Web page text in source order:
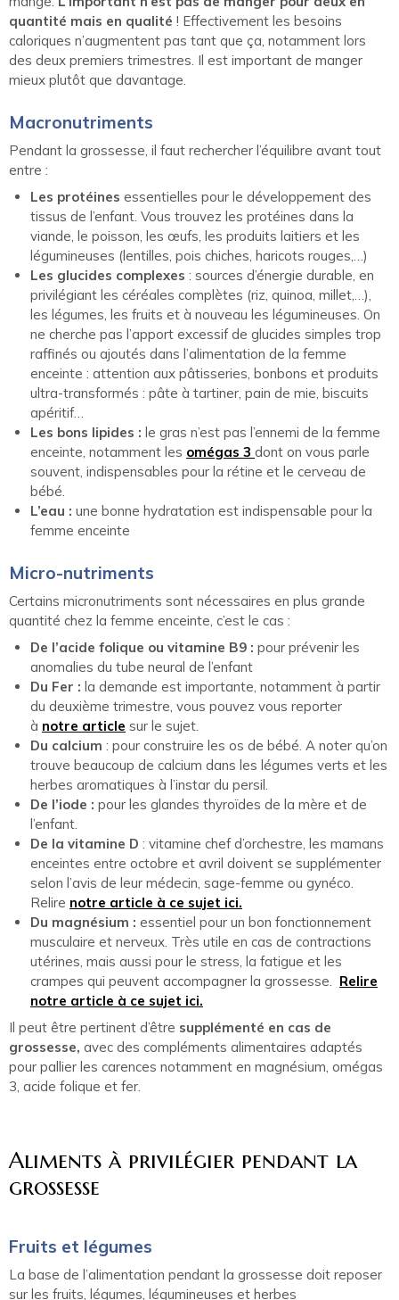
quantité mais en qualité ! Effectivement les besoins
caloriques n’augmentent pas tant que ça, notamment lors
des deux premiers trimestres. Il est important de manger
mieux plutôt que davantage.
Macronutriments
Pendant la grossesse, il faut rechercher l’équilibre avant tout
entre :
Les protéines essentielles pour le développement des
tissus de l’enfant. Vous trouvez les protéines dans la
viande, le poisson, les œufs, les produits laitiers et les
légumineuses (lentilles, pois chiches, haricots rouges,…)
Les glucides complexes : sources d’énergie durable, en
privilégiant les céréales complètes (riz, quinoa, millet,…),
les légumes, les fruits et à nouveau les légumineuses. On
ne cherche pas l’apport excessif de glucides simples trop
raffinés ou ajoutés dans l’alimentation de la femme
enceinte : attention aux pâtisseries, bonbons et produits
ultra-transformés : pâte à tartiner, pain de mie, biscuits
apéritif…
Les bons lipides : le gras n’est pas l’ennemi de la femme
enceinte, notamment les omégas 3 dont on vous parle
souvent, indispensables pour la rétine et le cerveau de
bébé.
L’eau : une bonne hydratation est indispensable pour la
femme enceinte
Micro-nutriments
Certains micronutriments sont nécessaires en plus grande
quantité chez la femme enceinte, c’est le cas :
De l’acide folique ou vitamine B9 : pour prévenir les
anomalies du tube neural de l’enfant
Du Fer : la demande est importante, notamment à partir
du deuxième trimestre, vous pouvez vous reporter
à notre article sur le sujet.
Du calcium : pour construire les os de bébé. A noter qu’on
trouve beaucoup de calcium dans les légumes verts et les
herbes aromatiques à l’instar du persil.
De l’iode : pour les glandes thyroïdes de la mère et de
l’enfant.
De la vitamine D : vitamine chef d’orchestre, les mamans
enceintes entre octobre et avril doivent se supplémenter
selon l’avis de leur médecin, sage-femme ou gynéco.
Relire notre article à ce sujet ici.
Du magnésium : essentiel pour un bon fonctionnement
musculaire et nerveux. Très utile en cas de contractions
utérines, mais aussi pour le stress, la fatigue et les
crampes qui peuvent accompagner la grossesse. Relire
notre article à ce sujet ici.
Il peut être pertinent d’être supplémenté en cas de
grossesse, avec des compléments alimentaires adaptés
pour pallier les carences notamment en magnésium, omégas
3, acide folique et fer.
Aliments à privilégier pendant la
grossesse
Fruits et légumes
La base de l’alimentation pendant la grossesse doit reposer
sur les fruits, légumes, légumineuses et herbes